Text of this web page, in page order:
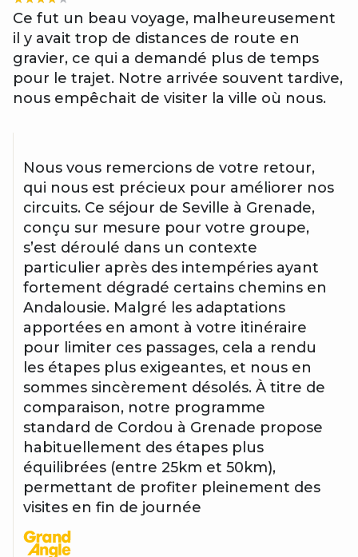
Ce fut un beau voyage, malheureusement
il y avait trop de distances de route en
gravier, ce qui a demandé plus de temps
pour le trajet. Notre arrivée souvent tardive,
nous empêchait de visiter la ville où nous.
Nous vous remercions de votre retour,
qui nous est précieux pour améliorer nos
circuits. Ce séjour de Seville à Grenade,
conçu sur mesure pour votre groupe,
s’est déroulé dans un contexte
particulier après des intempéries ayant
fortement dégradé certains chemins en
Andalousie. Malgré les adaptations
apportées en amont à votre itinéraire
pour limiter ces passages, cela a rendu
les étapes plus exigeantes, et nous en
sommes sincèrement désolés. À titre de
comparaison, notre programme
standard de Cordou à Grenade propose
habituellement des étapes plus
équilibrées (entre 25km et 50km),
permettant de profiter pleinement des
visites en fin de journée